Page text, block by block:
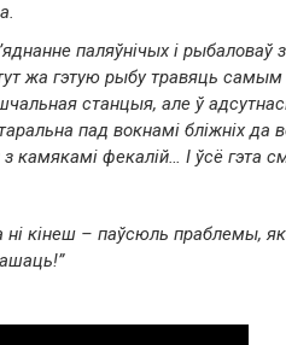
паляўнічых і рыбаловаў
тут жа гэтую рыбу травяць
станцыя, але ў
пад вокнамі бліжніх
фекалій… І ўсё гэта
кінеш – паўсюль праблемы,